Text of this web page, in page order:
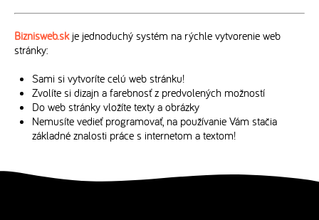
Biznisweb.skje jednoduchý systém na rýchle vytvorenie web
stránky:
Sami si vytvoríte celú web stránku!
Zvolíte si dizajn a farebnosť z predvolených možností
Do web stránky vložíte texty a obrázky
Nemusíte vedieť programovať, na používanie Vám stačia
základné znalosti práce s internetom a textom!